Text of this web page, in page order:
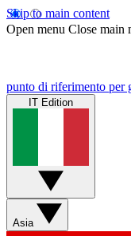
Skip to main content
Open menu Close main
punto di riferimento per
IT Edition
Asia